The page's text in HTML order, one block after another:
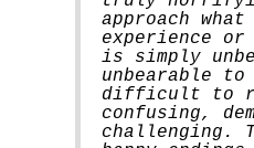
approach
experience
is simply
unbearable
difficult to
confusing,
challenging.